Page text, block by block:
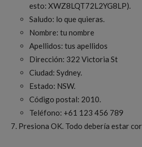
esto: XWZ8LQT72L2YG8LP).
Saludo: lo que quieras.
Nombre: tu nombre
Apellidos: tus apellidos
Dirección: 322 Victoria St
Ciudad: Sydney.
Estado: NSW.
Código postal: 2010.
Teléfono: +61 123 456 789
Presiona OK. Todo debería estar